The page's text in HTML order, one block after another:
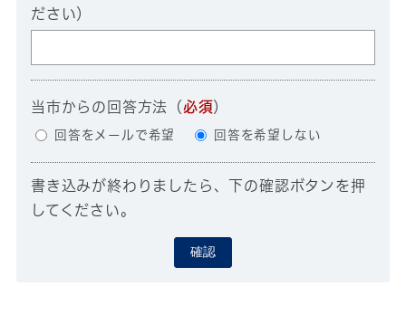
ださい）
当市からの回答方法 （必須）
回答をメールで希望 回答を希望しない
書き込みが終わりましたら、下の確認ボタンを押
してください。
確認